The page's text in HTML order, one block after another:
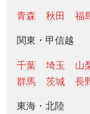
青森 秋田 福
関東・甲信越
千葉 埼玉 山
群馬
茨城 長
東海・北陸